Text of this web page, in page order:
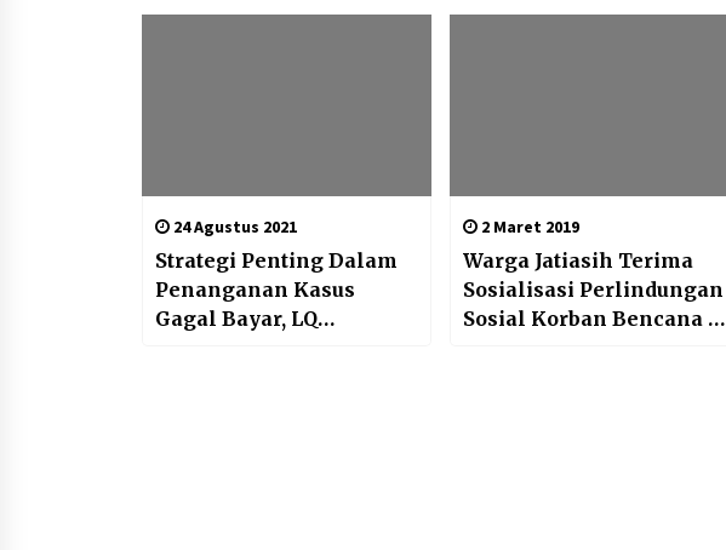
24 Agustus 2021
Strategi Penting Dalam
Penanganan Kasus
Gagal Bayar, LQ
2 Maret 2019
Warga Jatiasih Terima
Sosialisasi Perlindungan
Sosial Korban Bencana &